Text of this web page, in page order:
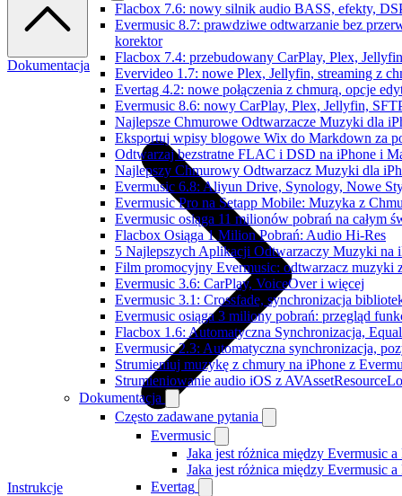
Flacbox 7.6: nowy silnik audio BASS, efekty,
Evermusic 8.7: prawdziwe odtwarzanie bez
korektor
Flacbox 7.4: przebudowany CarPlay, Plex,
Evervideo 1.7: nowe Plex, Jellyfin, streaming z
Evertag 4.2: nowe połączenia z chmurą, opcje
Evermusic 8.6: nowy CarPlay, Plex, Jellyfin,
Najlepsze Chmurowe Odtwarzacze Muzyki dla
Eksportuj wpisy blogowe Wix do Markdown za
Odtwarzaj bezstratne FLAC i DSD na iPhone i
Najlepszy Chmurowy Odtwarzacz Muzyki dla
Evermusic 6.8: Aliyun Drive, Synology, Nowe
Evermusic Pro na Setapp Mobile: Muzyka z
Evermusic osiąga 11 milionów pobrań na całym
Flacbox Osiąga 1 Milion Pobrań: Audio Hi-Res
5 Najlepszych Aplikacji Odtwarzaczy Muzyki na
Film promocyjny Evermusic: odtwarzacz muzyki
Evermusic 3.6: CarPlay, VoiceOver i więcej
Evermusic 3.1: Crossfade, synchronizacja
Evermusic osiąga 3 miliony pobrań: przegląd
Flacbox 1.6: Automatyczna Synchronizacja,
Evermusic 2.3: Automatyczna synchronizacja,
Strumieniuj muzykę z chmury na iPhone z
Strumieniowanie audio iOS z
Dokumentacja
Często zadawane pytania
Evermusic
Jaka jest różnica między Evermusic
Jaka jest różnica między Evermusic
Evertag
Dokumentacja
Instrukcje